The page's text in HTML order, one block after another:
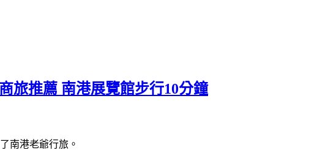
旅推薦 南港展覽館步行10分鐘
南港老爺行旅。